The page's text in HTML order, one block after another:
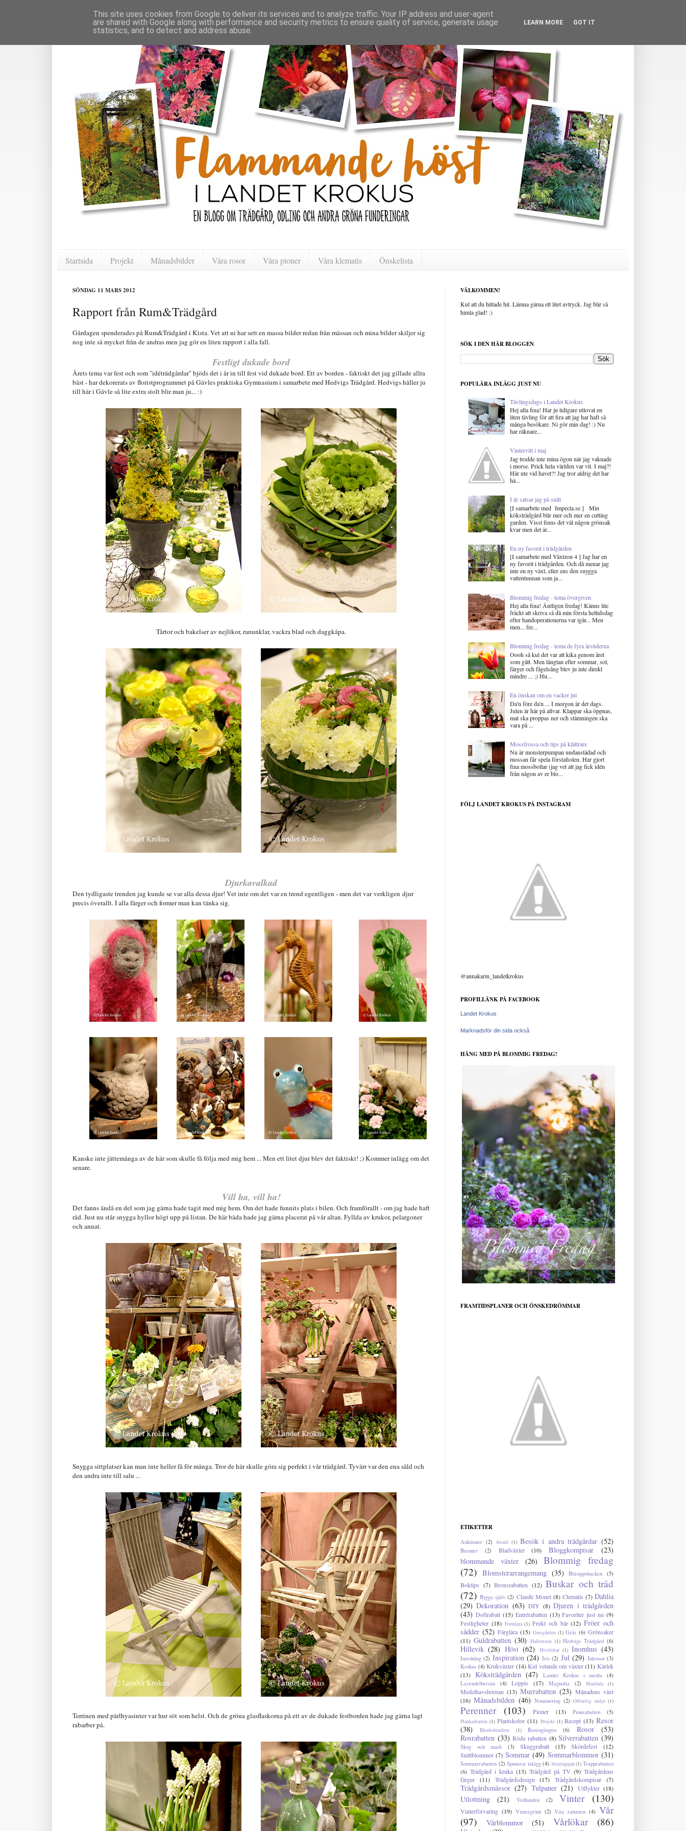
Startsida Projekt Månadsbilder Våra rosor Våra pioner Våra klematis Önskelista
SÖNDAG 11 MARS 2012
Rapport från Rum&Trädgård
Gårdagen spenderades på Rum&Trädgård i Kista. Vet att ni har sett en massa bilder redan från mässan och mina bilder skiljer sig
nog inte så mycket från de andras men jag gör en liten rapport i alla fall.
Festligt dukade bord
Årets tema var fest och som "idéträdgårdar" bjöds det i år in till fest vid dukade bord. Ett av borden - faktiskt det jag gillade allra
bäst - har dekorerats av floristprogrammet på Gävles praktiska Gymnasium i samarbete med Hedvigs Trädgård. Hedvigs håller ju
till här i Gävle så lite extra stolt blir man ju... :)
Tårtor och bakelser av nejlikor, ranunklar, vackra blad och daggkåpa.
Djurkavalkad
Den tydligaste trenden jag kunde se var alla dessa djur! Vet inte om det var en trend egentligen - men det var verkligen djur
precis överallt. I alla färger och former man kan tänka sig.
Kanske inte jättemånga av de här som skulle få följa med mig hem ... Men ett litet djur blev det faktiskt! ;) Kommer inlägg om det
senare.
Vill ha, vill ha!
Det fanns ändå en del som jag gärna hade tagit med mig hem. Om det hade funnits plats i bilen. Och framförallt - om jag hade haft
råd. Just nu står snygga hyllor högt upp på listan. De här båda hade jag gärna placerat på vår altan. Fyllda av krukor, pelargoner
och annat.
Snygga sittplatser kan man inte heller få för många. Tror de här skulle göra sig perfekt i vår trädgård. Tyvärr var den ena såld och
den andra inte till salu ...
Terrinen med pärlhyasinter var hur söt som helst. Och de gröna glasflaskorna på ett av de dukade festborden hade jag gärna lagt
rabarber på.
VÄLKOMMEN!
Kul att du hittade hit. Lämna gärna ett litet avtryck. Jag blir så
himla glad! :)
SÖK I DEN HÄR BLOGGEN
POPULÄRA INLÄGG JUST NU
Tävlingsdags i Landet Krokus
Hej alla fina! Har ju tidigare utlovat en
liten tävling för att fira att jag har haft så
många besökare. Ni gör min dag! :) Nu
har räknare...
Vintervitt i maj
Jag trodde inte mina ögon när jag vaknade
i morse. Prick hela världen var vit. I maj?!
Här ute vid havet?! Jag tror aldrig det har
hä...
I år satsar jag på snitt
[I samarbete med Impecta.se ] Min
köksträdgård blir mer och mer en cutting
garden. Visst finns det väl någon grönsak
kvar men det är...
En ny favorit i trädgården
[I samarbete med Växtzon 4 ] Jag har en
ny favorit i trädgården. Och då menar jag
inte en ny växt, eller ens den snygga
vattentunnan som ja...
Blommig fredag - tema övergiven
Hej alla fina! Äntligen fredag! Känns lite
fräckt att skriva så då min första heltidsdag
efter handoperationerna var igår... Men
men... fre...
Blommig fredag - tema de fyra årstiderna
Oooh så kul det var att kika genom året
som gått. Men längtan efter sommar, sol,
färger och fågelsång blev ju inte direkt
mindre ... ;) Hu...
En önskan om en vacker jul
Da'n före da'n ... I morgon är det dags.
Julen är här på allvar. Klappar ska öppnas,
mat ska proppas ner och stämningen ska
vara på ...
Mossfrossa och tips på klättrare
Nu är monsterpumpan undanstädad och
mossan får spela förstafiolen. Har gjort
fina mossbollar (jag vet att jag fick idén
från någon av er blo...
FÖLJ LANDET KROKUS PÅ INSTAGRAM
@annakarin_landetkrokus
PROFILLÄNK PÅ FACEBOOK
Landet Krokus
Marknadsför din sida också
HÄNG MED PÅ BLOMMIG FREDAG!
FRAMTIDSPLANER OCH ÖNSKEDRÖMMAR
ETIKETTER
Auktioner (2) Award (1) Besök i andra trädgårdar (52)
Bienner (2) Bladväxter (10) Bloggkompisar
(23)
blommande växter
(26)
Blommig fredag
(72) Blomsterarrangemang (35) Blåsippsbacken (5)
Boktips (7) Bronsrabatten (12) Buskar och träd
(72) Bygga själv (2) Claude Monet (8) Clematis (7) Dahlia
(29) Dekoration (63) DIY (8) Djuren i trädgården
(43) Doftrabatt (15) Entrérabatten (13) Favoriter just nu (9)
Festligheter (18) Formlära (1) Frukt och bär (12) Fröer och
sådder (52) Färglära (15) Grusgården (1) Gräs (6) Grönsaker
(11) Guldrabatten (30) Halloween (1) Hedvigs Trädgård (6)
Hillevik (28) Höst (62) Höstlökar (1) Inomhus (43)
Inredning (2) Inspiration (24) Iris (2) Jul (29) Julrosor (3)
Krokus (4) Krukväxter (14) Kul vetande om växter (11) Kärlek
(13) Köksträdgården (47) Landet Krokus i media
(4)
Lavendelbersån
(4) Loppis (17) Magnolia (2) Mandala (1)
Medelhavshörnan (13) Murrabatten (23) Månadens växt
(16) Månadsbilden (46) Nominering (2) Offentlig miljö (1)
Perenner (103) Pioner (13) Pionrabatten (5)
Plankrabatten (1) Plantskolor (11) Projekt (1) Recept (13) Resor
(38)
Rhododendron (1) Rosengången (6) Rosor
(53)
Rosrabatten (33) Röda rabatten (8) Silverrabatten (39)
Skog och mark (3) Skuggrabatt (15) Skördefest
(12)
Snittblommor (7) Sommar (49) Sommarblommor (31)
Sommarrabatten (2) Sponsrat inlägg (4) Stentrappan(1) Trapprabatten
(6) Trädgård i kruka (13) Trädgård på TV (9) Trädgårdens
färger
(11) Trädgårdsdesign (17) Trädgårdskompisar (7)
Trädgårdsmässor (27) Tulpaner (21) Utflykter (18)
Utlottning (21) Vedlunden (2) Vinter (130)
Vinterförvaring (19) Vintergrönt (2) Vita rabatten (4) Vår
(97)
Vårblommor (51) Vårlökar (86)
This site uses cookies from Google to deliver its services and to analyze traffic. Your IP address and user-agent
are shared with Google along with performance and security metrics to ensure quality of service, generate usage
statistics, and to detect and address abuse.
LEARN MORE GOT IT